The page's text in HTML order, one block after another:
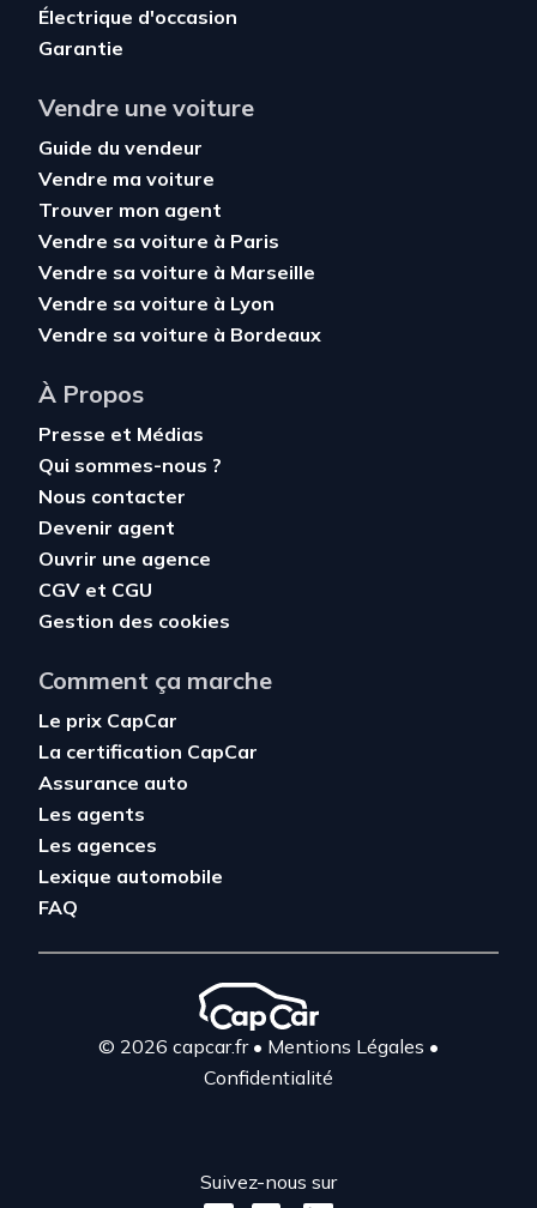
Électrique d'occasion
Garantie
Vendre une voiture
Guide du vendeur
Vendre ma voiture
Trouver mon agent
Vendre sa voiture à Paris
Vendre sa voiture à Marseille
Vendre sa voiture à Lyon
Vendre sa voiture à Bordeaux
À Propos
Presse et Médias
Qui sommes-nous ?
Nous contacter
Devenir agent
Ouvrir une agence
CGV et CGU
Gestion des cookies
Comment ça marche
Le prix CapCar
La certification CapCar
Assurance auto
Les agents
Les agences
Lexique automobile
FAQ
© 2026 capcar.fr• Mentions Légales •
Confidentialité
Suivez-nous sur